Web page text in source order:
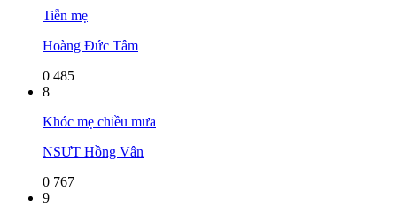
Tiễn mẹ
Hoàng Đức Tâm
0 485
8
Khóc mẹ chiều mưa
NSƯT Hồng Vân
0 767
9